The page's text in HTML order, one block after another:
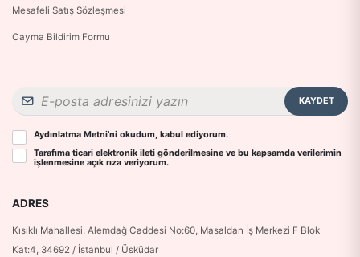
Mesafeli Satış Sözleşmesi
Cayma Bildirim Formu
KAYDET
Aydınlatma Metni’ni okudum, kabul ediyorum.
Tarafıma ticari elektronik ileti gönderilmesine ve bu kapsamda verilerimin
işlenmesine açık rıza veriyorum.
ADRES
Kısıklı Mahallesi, Alemdağ Caddesi No:60, Masaldan İş Merkezi F Blok
Kat:4, 34692 / İstanbul / Üsküdar